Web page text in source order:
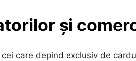
și
care depind exclusiv de